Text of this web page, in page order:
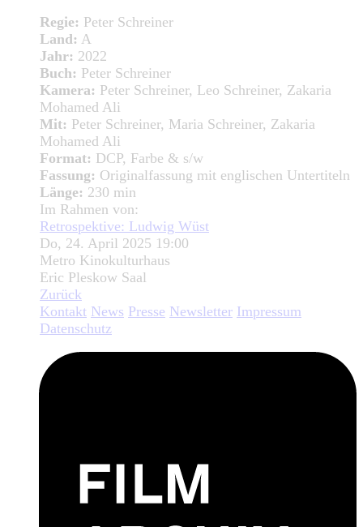
Regie: Peter Schreiner
Land: A
Jahr: 2022
Buch: Peter Schreiner
Kamera: Peter Schreiner, Leo Schreiner, Zakaria
Mohamed Ali
Mit: Peter Schreiner, Maria Schreiner, Zakaria
Mohamed Ali
Format: DCP, Farbe & s/w
Fassung: Originalfassung mit englischen Untertiteln
Länge: 230 min
Im Rahmen von:
Retrospektive: Ludwig Wüst
Do, 24. April 2025 19:00
Metro Kinokulturhaus
Eric Pleskow Saal
Zurück
Kontakt News Presse Newsletter Impressum
Datenschutz